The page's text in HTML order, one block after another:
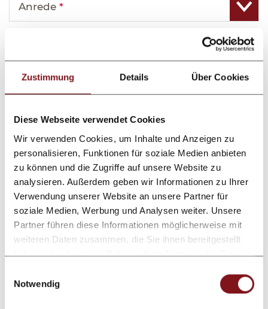
Zustimmung Details Über Cookies
Diese Webseite verwendet Cookies
Wir verwenden Cookies, um Inhalte und Anzeigen zu
personalisieren, Funktionen für soziale Medien anbieten
zu können und die Zugriffe auf unsere Website zu
analysieren. Außerdem geben wir Informationen zu Ihrer
Verwendung unserer Website an unsere Partner für
soziale Medien, Werbung und Analysen weiter. Unsere
Partner führen diese Informationen möglicherweise mit
weiteren Daten zusammen, die Sie ihnen bereitgestellt
haben oder die sie im Rahmen Ihrer Nutzung der Dienste
Notwendig
Anrede *
Nachname
E-Mail *
Telefon
Zusätzliche Angaben oder Fragen